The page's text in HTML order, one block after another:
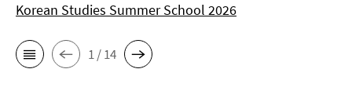
Korean Studies Summer School 2026
1 / 14